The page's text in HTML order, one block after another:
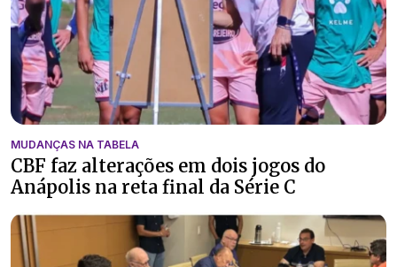
MUDANÇAS NA TABELA
CBF faz alterações em dois jogos do
Anápolis na reta final da Série C